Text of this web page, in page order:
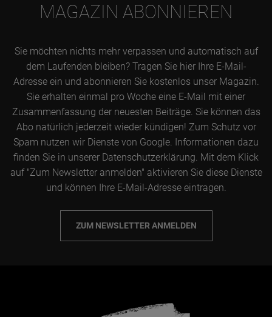
MAGAZIN ABONNIEREN
Sie möchten nichts mehr verpassen und automatisch auf
dem Laufenden bleiben? Tragen Sie hier Ihre E-Mail-
Adresse ein und abonnieren Sie kostenlos unser Magazin.
Sie erhalten einmal pro Woche eine E-Mail mit einer
Zusammenfassung der neuesten Beiträge. Sie können das
Abo natürlich jederzeit wieder kündigen! Zum Schutz vor
Spam nutzen wir Dienste von Google. Informationen dazu
finden Sie in unserer Datenschutzerklärung. Mit dem Klick
auf "Zum Newsletter anmelden" aktivieren Sie diese Dienste
und können Ihre E-Mail-Adresse eintragen.
ZUM NEWSLETTER ANMELDEN